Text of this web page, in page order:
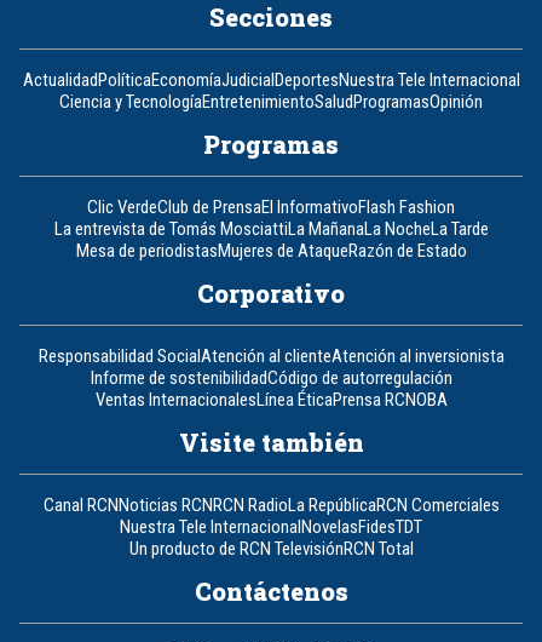
Secciones
ActualidadPolíticaEconomíaJudicialDeportesNuestra Tele Internacional
Ciencia y TecnologíaEntretenimientoSaludProgramasOpinión
Programas
Clic VerdeClub de PrensaEl InformativoFlash Fashion
La entrevista de Tomás MosciattiLa MañanaLa NocheLa Tarde
Mesa de periodistasMujeres de AtaqueRazón de Estado
Corporativo
Responsabilidad SocialAtención al clienteAtención al inversionista
Informe de sostenibilidadCódigo de autorregulación
Ventas InternacionalesLínea ÉticaPrensa RCNOBA
Visite también
Canal RCNNoticias RCNRCN RadioLa RepúblicaRCN Comerciales
Nuestra Tele InternacionalNovelasFidesTDT
Un producto de RCN TelevisiónRCN Total
Contáctenos